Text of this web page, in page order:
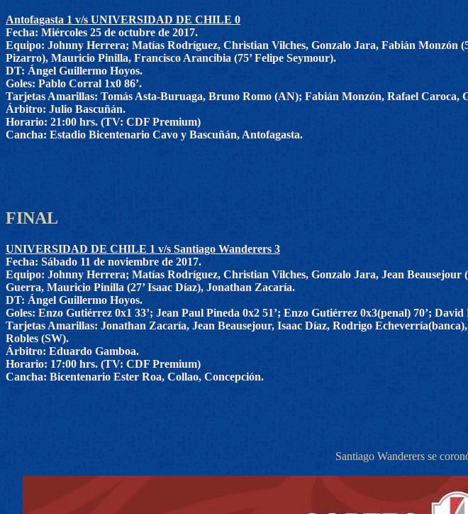
Antofagasta 1 v/s UNIVERSIDAD DE CHILE 0
Fecha: Miércoles 25 de octubre de 2017.
Equipo: Johnny Herrera; Matías Rodríguez, Christian Vilches, Gonzalo Jara, Fabián Monzón
Pizarro), Mauricio Pinilla, Francisco Arancibia (75’ Felipe Seymour).
DT: Ángel Guillermo Hoyos.
Goles: Pablo Corral 1x0 86’.
Tarjetas Amarillas: Tomás Asta-Buruaga, Bruno Romo (AN); Fabián Monzón, Rafael
Árbitro: Julio Bascuñán.
Horario: 21:00 hrs. (TV: CDF Premium)
Cancha: Estadio Bicentenario Cavo y Bascuñán, Antofagasta.
FINAL
UNIVERSIDAD DE CHILE 1 v/s Santiago Wanderers 3
Fecha: Sábado 11 de noviembre de 2017.
Equipo: Johnny Herrera; Matías Rodríguez, Christian Vilches, Gonzalo Jara, Jean
Guerra, Mauricio Pinilla (27’ Isaac Díaz), Jonathan Zacaría.
DT: Ángel Guillermo Hoyos.
Goles: Enzo Gutiérrez 0x1 33’; Jean Paul Pineda 0x2 51’; Enzo Gutiérrez 0x3(penal) 70’; David
Tarjetas Amarillas: Jonathan Zacaría, Jean Beausejour, Isaac Díaz, Rodrigo
Robles (SW).
Árbitro: Eduardo Gamboa.
Horario: 17:00 hrs. (TV: CDF Premium)
Cancha: Bicentenario Ester Roa, Collao, Concepción.
Santiago Wanderers se